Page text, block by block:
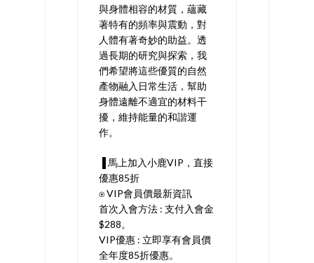
與身體相容的材質，蘊藏
著特有的頻率與震動，對
人體有著奇妙的助益。透
過長期的研究與探索，我
們希望將這些優質的自然
產物融入日常生活，幫助
身體遠離不適宜的材料干
擾，維持能量的和諧運
作。
▐ 馬上加入小鹿VIP，直接
優惠85折
⍟ VIP會員價最新資訊
首次入會方法 : 支付入會金
$288。
VIP優惠 : 立即享有會員價
全年度85折優惠。